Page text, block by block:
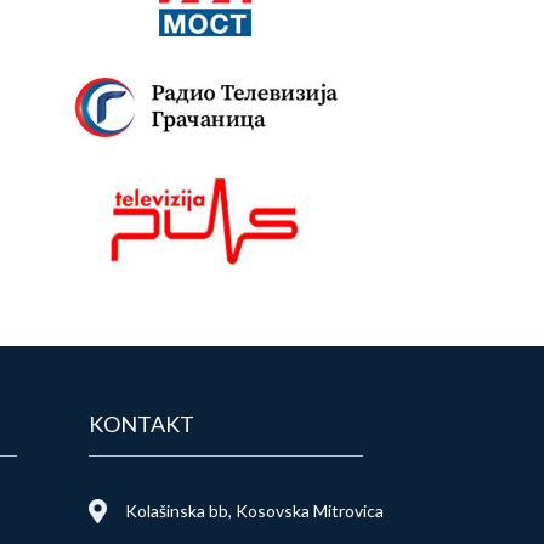
KONTAKT
Kolašinska bb, Kosovska Mitrovica